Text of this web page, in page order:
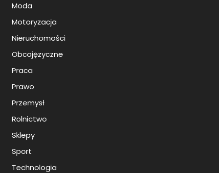
Moda
Motoryzacja
Nieruchomości
Obcojęzyczne
Praca
Prawo
Przemysł
Rolnictwo
Sklepy
Sport
Technologia